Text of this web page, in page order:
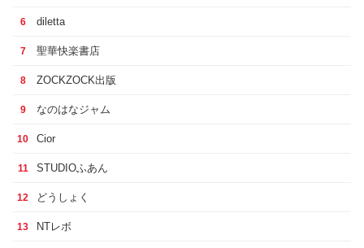
6 diletta
7 聖華快楽書店
8 ZOCKZOCK出版
9 なのはなジャム
10 Cior
11 STUDIOふあん
12 どうしょく
13 NTレボ